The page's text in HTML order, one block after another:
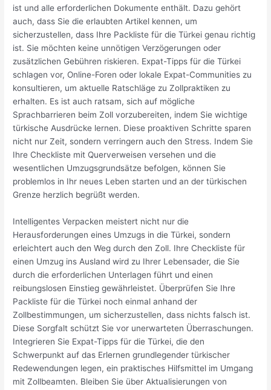
ist und alle erforderlichen Dokumente enthält. Dazu gehört
auch, dass Sie die erlaubten Artikel kennen, um
sicherzustellen, dass Ihre Packliste für die Türkei genau richtig
ist. Sie möchten keine unnötigen Verzögerungen oder
zusätzlichen Gebühren riskieren. Expat-Tipps für die Türkei
schlagen vor, Online-Foren oder lokale Expat-Communities zu
konsultieren, um aktuelle Ratschläge zu Zollpraktiken zu
erhalten. Es ist auch ratsam, sich auf mögliche
Sprachbarrieren beim Zoll vorzubereiten, indem Sie wichtige
türkische Ausdrücke lernen. Diese proaktiven Schritte sparen
nicht nur Zeit, sondern verringern auch den Stress. Indem Sie
Ihre Checkliste mit Querverweisen versehen und die
wesentlichen Umzugsgrundsätze befolgen, können Sie
problemlos in Ihr neues Leben starten und an der türkischen
Grenze herzlich begrüßt werden.
Intelligentes Verpacken meistert nicht nur die
Herausforderungen eines Umzugs in die Türkei, sondern
erleichtert auch den Weg durch den Zoll. Ihre Checkliste für
einen Umzug ins Ausland wird zu Ihrer Lebensader, die Sie
durch die erforderlichen Unterlagen führt und einen
reibungslosen Einstieg gewährleistet. Überprüfen Sie Ihre
Packliste für die Türkei noch einmal anhand der
Zollbestimmungen, um sicherzustellen, dass nichts falsch ist.
Diese Sorgfalt schützt Sie vor unerwarteten Überraschungen.
Integrieren Sie Expat-Tipps für die Türkei, die den
Schwerpunkt auf das Erlernen grundlegender türkischer
Redewendungen legen, ein praktisches Hilfsmittel im Umgang
mit Zollbeamten. Bleiben Sie über Aktualisierungen von